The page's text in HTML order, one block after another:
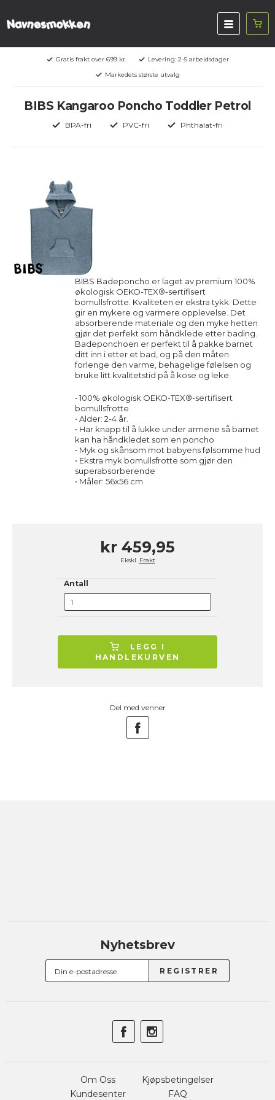
Gratis frakt over 699 kr.
Levering: 2-5 arbeidsdager
Markedets største utvalg
BIBS Kangaroo Poncho Toddler Petrol
BPA-fri PVC-fri Phthalat-fri
BIBS Badeponcho er laget av premium 100%
økologisk OEKO-TEX®-sertifisert
bomullsfrotte. Kvaliteten er ekstra tykk. Dette
gir en mykere og varmere opplevelse. Det
absorberende materiale og den myke hetten
gjør det perfekt som håndklede etter bading.
Badeponchoen er perfekt til å pakke barnet
ditt inn i etter et bad, og på den måten
forlenge den varme, behagelige følelsen og
bruke litt kvalitetstid på å kose og leke.
• 100% økologisk OEKO-TEX®-sertifisert
bomullsfrotte
• Alder: 2-4 år.
• Har knapp til å lukke under armene så barnet
kan ha håndkledet som en poncho
• Myk og skånsom mot babyens følsomme hud
• Ekstra myk bomullsfrotte som gjør den
superabsorberende
• Måler: 56x56 cm
kr 459,95
Ekskl. Frakt
Antall
LEGG I
HANDLEKURVEN
Del med venner
Nyhetsbrev
Om Oss
Kundesenter
Kjøpsbetingelser
FAQ